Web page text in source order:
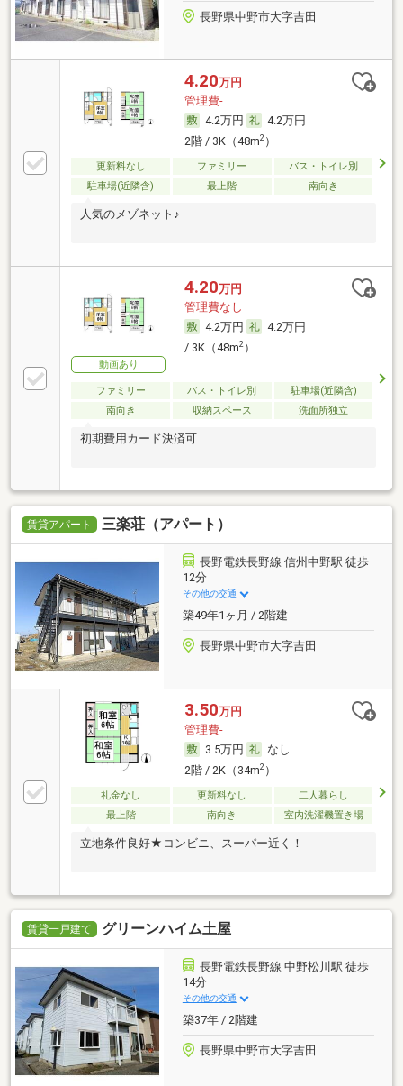
長野県中野市大字吉田
4.20万円
管理費-
4.2万円
4.2万円
2階 / 3K（48m2）
更新料なし ファミリー
バス・トイレ別
駐車場(近隣含)
最上階 南向き
人気のメゾネット♪
動画あり
4.20万円
管理費なし
4.2万円
4.2万円
/ 3K（48m2）
ファミリー バス・トイレ別
駐車場(近隣含)
南向き
収納スペース 洗面所独立
初期費用カード決済可
賃貸アパート 三楽荘（アパート）
長野電鉄長野線 信州中野駅 徒歩
12分
その他の交通
築49年1ヶ月 / 2階建
長野県中野市大字吉田
3.50万円
管理費-
3.5万円
なし
2階 / 2K（34m2）
礼金なし 更新料なし
二人暮らし
最上階
南向き 室内洗濯機置き場
立地条件良好★コンビニ、スーパー近く！
賃貸一戸建て グリーンハイム土屋
長野電鉄長野線 中野松川駅 徒歩
14分
その他の交通
築37年 / 2階建
長野県中野市大字吉田